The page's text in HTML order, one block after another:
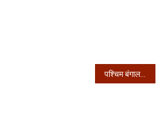
पश्चिम बंगाल – 24 घंटे में मिले 3197 संक्रमित, 60 की मौत